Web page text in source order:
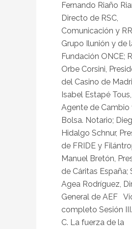
Fernando Riaño
Directo de RSC,
Comunicación y
Grupo Ilunión y de
Fundación ONCE;
Orbe Corsini,
del Casino de
Isabel Estapé Tous,
Agente de Cambio
Bolsa. Notario;
Hidalgo Schnur,
de FRIDE y
Manuel Bretón,
de Cáritas España;
Agea Rodríguez,
General de AEF
completo Sesión
C. La fuerza de la